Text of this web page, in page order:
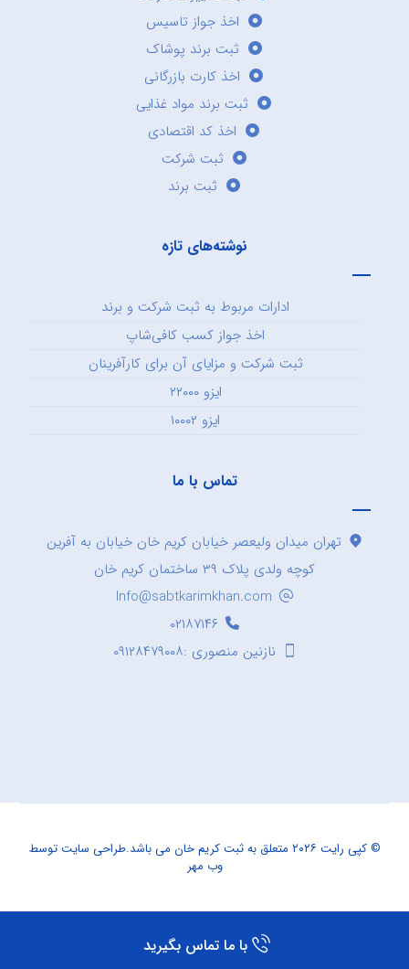
اخذ جواز تاسیس
ثبت برند پوشاک
اخذ کارت بازرگانی
ثبت برند مواد غذایی
اخذ کد اقتصادی
ثبت شرکت
ثبت برند
نوشته‌های تازه
ادارات مربوط به ثبت شرکت و برند
اخذ جواز کسب کافی‌شاپ
ثبت شرکت و مزایای آن برای کارآفرینان
ایزو ۲۲۰۰۰
ایزو ۱۰۰۰۲
تماس با ما
تهران میدان ولیعصر خیابان کریم خان خیابان به آفرین
کوچه ولدی پلاک ۳۹ ساختمان کریم خان
Info@sabtkarimkhan.com
۰۲۱۸۷۱۴۶
نازنین منصوری :۰۹۱۲۸۴۷۹۰۰۸
© کپی رایت ۲۰۲۶ متعلق به ثبت کریم خان می باشد. طراحی سایتتوسط
وب مهر
با ما تماس بگیرید